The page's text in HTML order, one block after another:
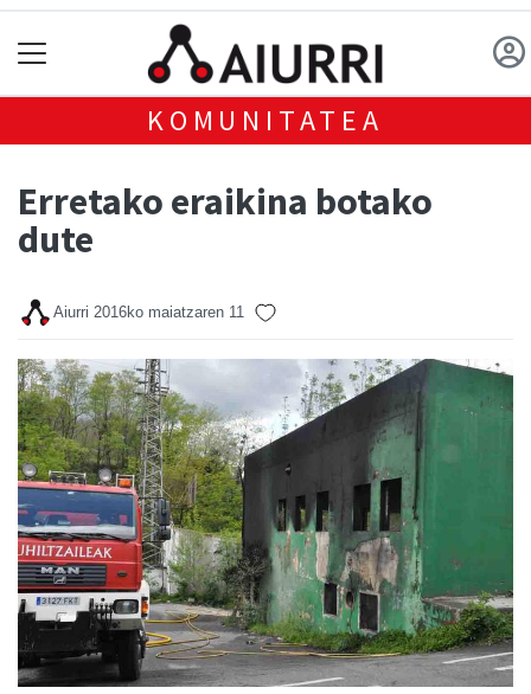
KOMUNITATEA
Erretako eraikina botako
dute
Aiurri 2016ko maiatzaren 11